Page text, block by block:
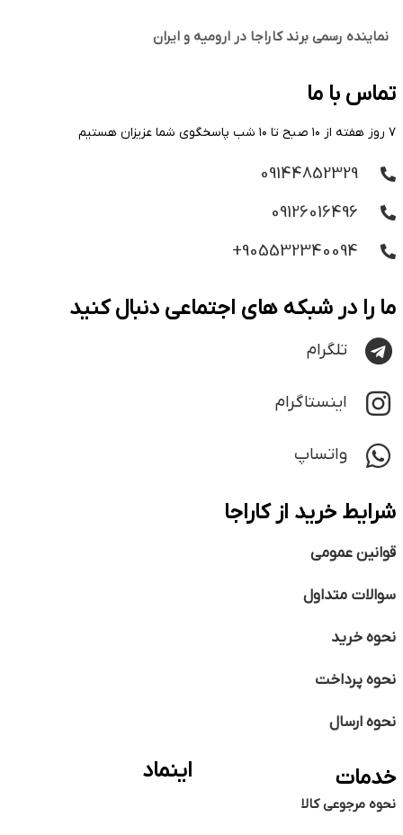
نماینده رسمی برند کاراجا در ارومیه و ایران
تماس با ما
۷ روز هفته از ۱۰ صبح تا ۱۰ شب پاسخگوی شما عزیزان هستیم
09144852329
09126016496
905532340094+
ما را در شبکه های اجتماعی دنبال کنید
تلگرام
اینستاگرام
واتساپ
شرایط خرید از کاراجا
قوانین عمومی
سوالات متداول
نحوه خرید
نحوه پرداخت
نحوه ارسال
خدمات
نحوه مرجوعی کالا
اینماد